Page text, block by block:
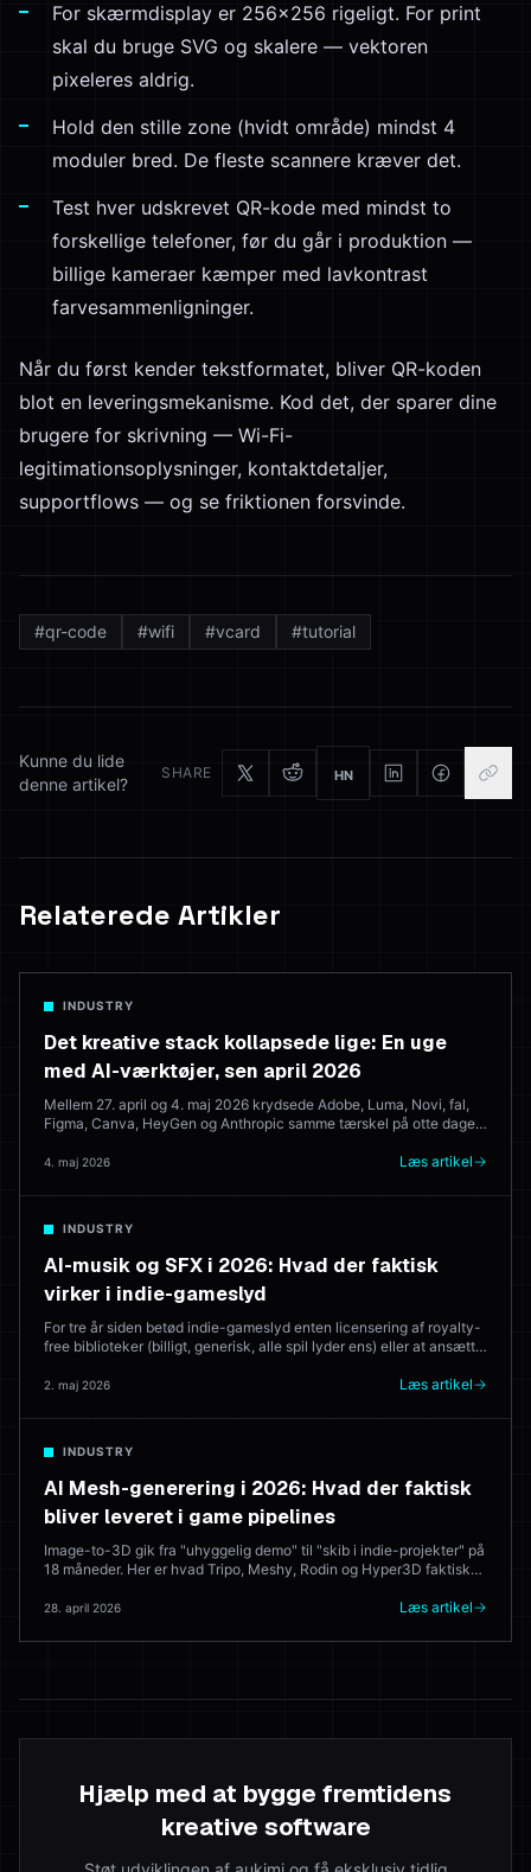
For skærmdisplay er 256×256 rigeligt. For print
skal du bruge SVG og skalere — vektoren
pixeleres aldrig.
Hold den stille zone (hvidt område) mindst 4
moduler bred. De fleste scannere kræver det.
Test hver udskrevet QR-kode med mindst to
forskellige telefoner, før du går i produktion —
billige kameraer kæmper med lavkontrast
farvesammenligninger.
Når du først kender tekstformatet, bliver QR-koden
blot en leveringsmekanisme. Kod det, der sparer dine
brugere for skrivning — Wi-Fi-
legitimationsoplysninger, kontaktdetaljer,
supportflows — og se friktionen forsvinde.
#qr-code #wifi #vcard #tutorial
Kunne du lide
denne artikel?
SHARE HN
Relaterede Artikler
INDUSTRY
Det kreative stack kollapsede lige: En uge
med AI-værktøjer, sen april 2026
Mellem 27. april og 4. maj 2026 krydsede Adobe, Luma, Novi, fal,
Figma, Canva, HeyGen og Anthropic samme tærskel på otte dage.
efterlader de browserbaserede kreative suites, der forsøger at
4. maj 2026 Læs artikel
INDUSTRY
AI-musik og SFX i 2026: Hvad der faktisk
virker i indie-gameslyd
For tre år siden betød indie-gameslyd enten licensering af royalty-
free biblioteker (billigt, generisk, alle spil lyder ens) eller at ansætte
live. Her er hvilke værktøjer, der leverer — og hvor en menneskelig
2. maj 2026 Læs artikel
INDUSTRY
AI Mesh-generering i 2026: Hvad der faktisk
bliver leveret i game pipelines
Image-to-3D gik fra "uhyggelig demo" til "skib i indie-projekter" på
18 måneder. Her er hvad Tripo, Meshy, Rodin og Hyper3D faktisk
hver gang.
28. april 2026 Læs artikel
Hjælp med at bygge fremtidens
kreative software